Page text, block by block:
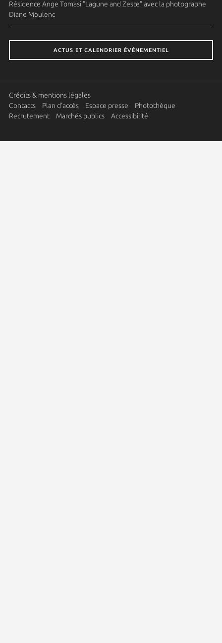
Résidence Ange Tomasi "Lagune and Zeste" avec la photographe
Diane Moulenc
ACTUS ET CALENDRIER ÉVÈNEMENTIEL
Crédits & mentions légales
Contacts
Plan d'accès Espace presse
Photothèque
Recrutement
Marchés publics Accessibilité